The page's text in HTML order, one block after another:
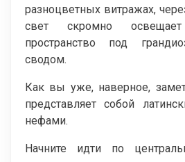
разноцветных витражах,
свет скромно
пространство под
сводом.
Как вы уже, наверное,
представляет собой
нефами.
Начните идти по